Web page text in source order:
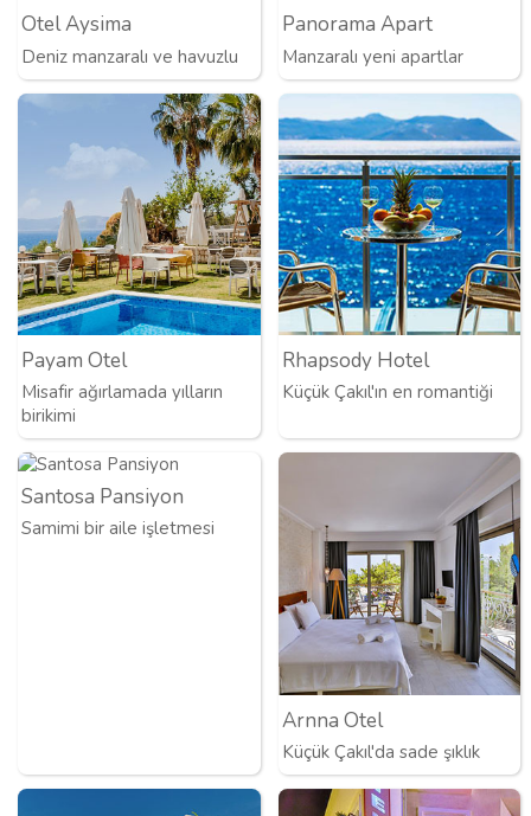
Otel Aysima
Deniz manzaralı ve havuzlu
Panorama Apart
Manzaralı yeni apartlar
Payam Otel
Misafir ağırlamada yılların
birikimi
Rhapsody Hotel
Küçük Çakıl'ın en romantiği
Santosa Pansiyon
Samimi bir aile işletmesi
Arnna Otel
Küçük Çakıl'da sade şıklık